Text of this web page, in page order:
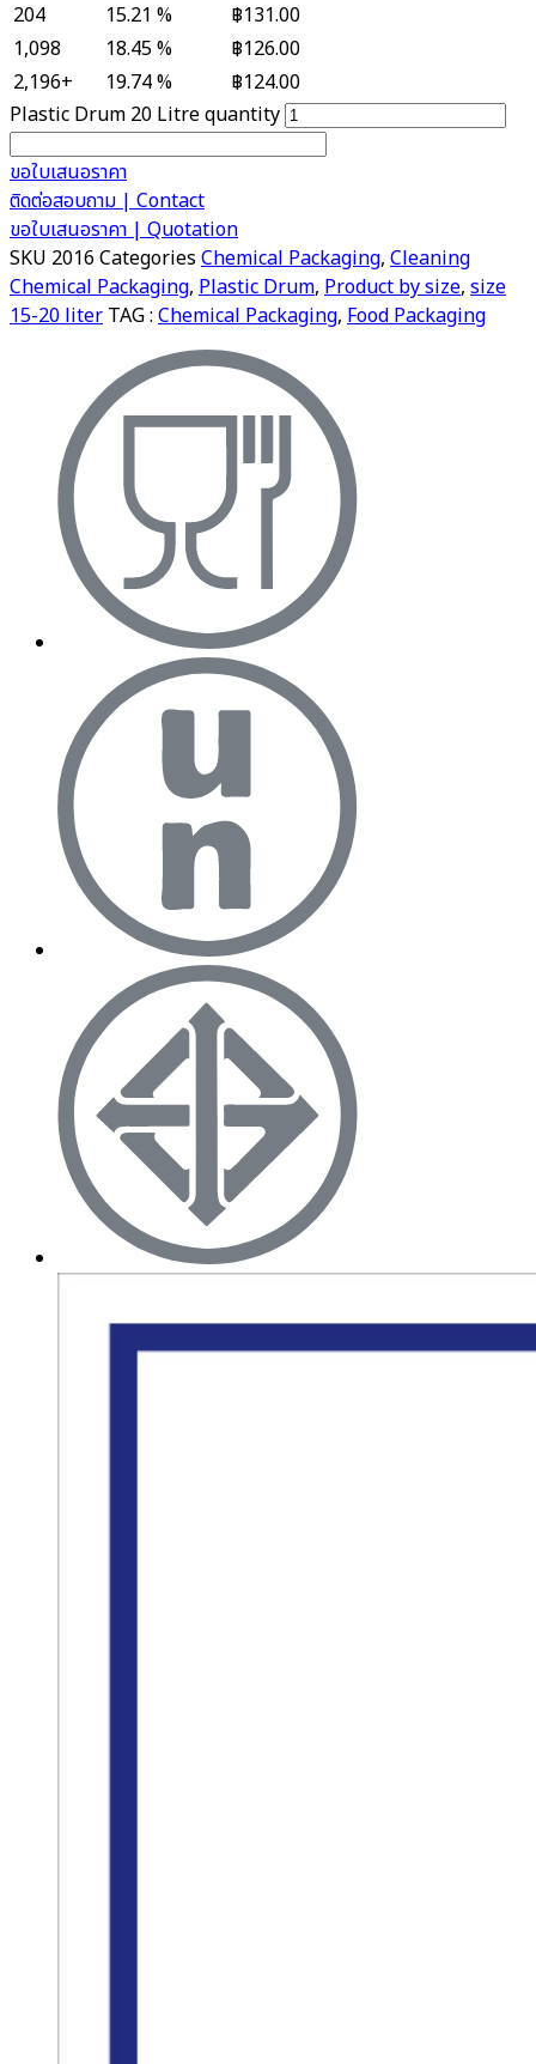
204
15.21 % ฿131.00
1,098
18.45 % ฿126.00
2,196+
19.74 % ฿124.00
Plastic Drum 20 Litre quantity
ขอใบเสนอราคา
ติดต่อสอบถาม | Contact
ขอใบเสนอราคา | Quotation
SKU 2016 Categories Chemical Packaging, Cleaning
Chemical Packaging, Plastic Drum, Product by size, size
15-20 liter TAG : Chemical Packaging, Food Packaging